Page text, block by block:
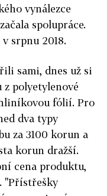
vynálezce
spolupráce.
srpnu 2018.
sami, dnes už si
z polyetylenové
fólií. Pro
dva typy
za 3100 korun a
korun dražší.
cena produktu,
"Přístřešky